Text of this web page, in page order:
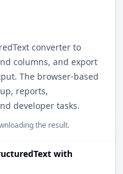
converter to
columns, and export
The browser-based
reports,
developer tasks.
the result.
with